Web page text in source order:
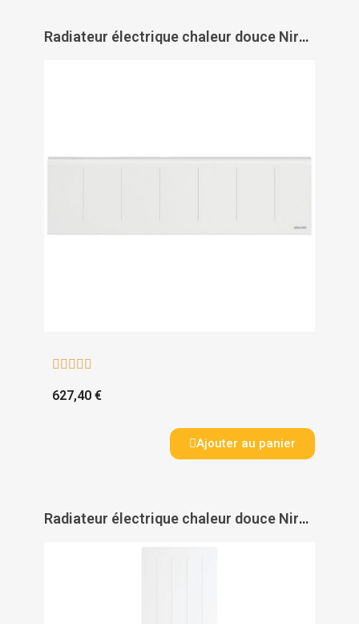
Radiateur électrique chaleur douce Nirvana Néo connecté plinthe - ATLANTIC
    
627,40 €
Ajouter au panier
Radiateur électrique chaleur douce Nirvana Néo connecté vertical - ATLANTIC